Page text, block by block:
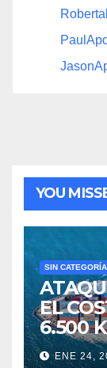
YOU
SIN CATEGORÍA
EL
6.500
ENE 24,